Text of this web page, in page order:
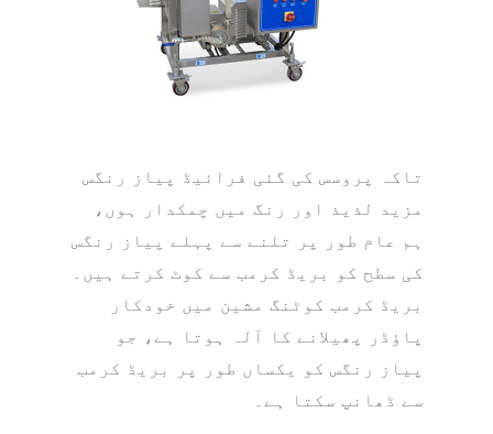
تاکہ پروسس کی گئی فرائیڈ پیاز رنگس
مزید لذیذ اور رنگ میں چمکدار ہوں،
ہم عام طور پر تلنے سے پہلے پیاز رنگس
کی سطح کو بریڈ کرمب سے کوٹ کرتے ہیں۔
بریڈ کرمب کوٹنگ مشین میں خودکار
پاؤڈر پھیلانے کا آلہ ہوتا ہے، جو
پیاز رنگس کو یکساں طور پر بریڈ کرمب
سے ڈھانپ سکتا ہے۔